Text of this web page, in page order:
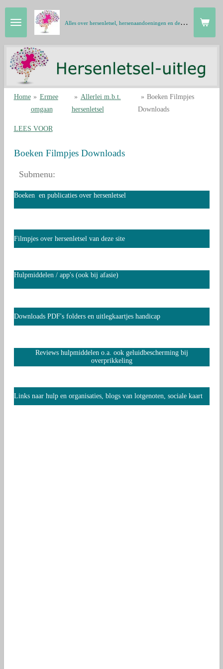
Ga
direct
naar
hoofdinhoud
A
lles over hersenletsel, hersenaandoeningen en de hersenen in gewone taal
Home » Ermee
omgaan
» Allerlei m.b.t.
hersenletsel
» Boeken Filmpjes
Downloads
LEES VOOR
Boeken Filmpjes Downloads
Submenu:
Boeken en publicaties over hersenletsel
Filmpjes over hersenletsel van deze site
Hulpmiddelen / app's (ook bij afasie)
Downloads PDF's folders en uitlegkaartjes handicap
Reviews hulpmiddelen o.a. ook geluidbescherming bij
overprikkeling
Links naar hulp en organisaties, blogs van lotgenoten, sociale kaart